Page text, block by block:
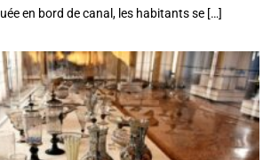
en bord de canal, les habitants se […]